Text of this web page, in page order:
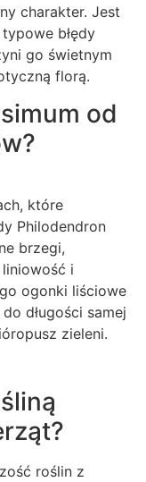
charakter. Jest
błędy
go świetnym
florą.
od
które
Philodendron
brzegi,
i
ogonki liściowe
długości samej
zieleni.
roślin z